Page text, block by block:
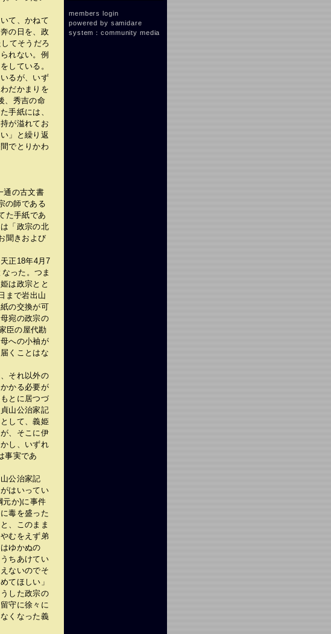
て、かねて
の日を、政
てそうだろ
れない。例
している。
るが、いず
だかまりを
、秀吉の命
手紙には、
が溢れてお
」と繰り返
でとりかわ
通の古文書
の師である
た手紙であ
「政宗の北
聞きおよび
正18年4月7
った。つま
は政宗とと
まで岩出山
の交換が可
宛の政宗の
臣の屋代勘
への小袖が
くことはな
それ以外の
かる必要が
とに居つづ
山公治家記
して、義姫
、そこに伊
し、いずれ
事実であ
公治家記
はいってい
元か)に事件
毒を盛った
、このまま
むをえず弟
ゆかぬの
ちあけてい
ないのでそ
てほしい」
した政宗の
守に徐々に
くなった義
members login
powered by samidare
system：community media